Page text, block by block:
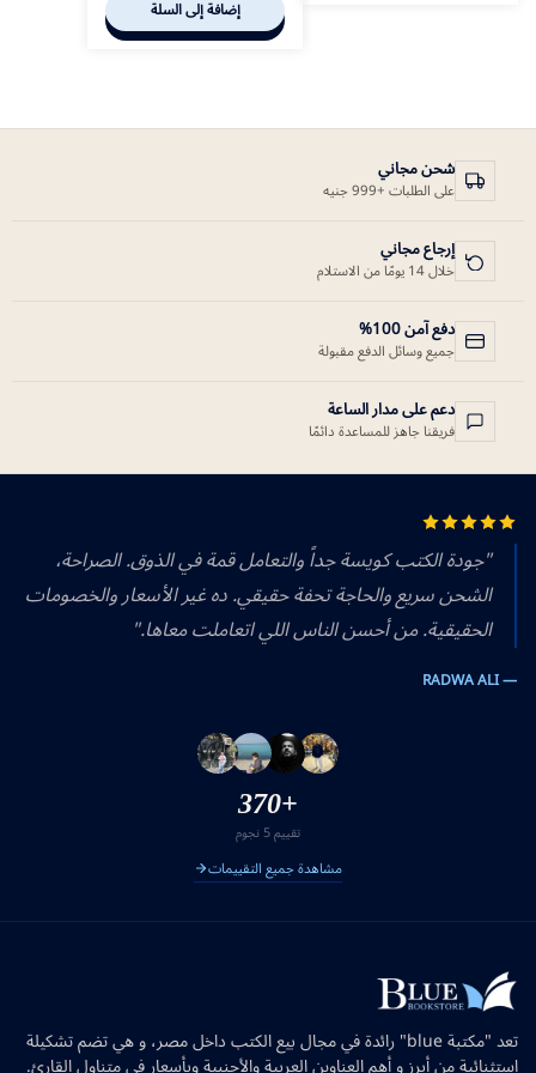
إضافة إلى السلة
شحن مجاني
على الطلبات +999 جنيه
إرجاع مجاني
خلال 14 يومًا من الاستلام
دفع آمن 100%
جميع وسائل الدفع مقبولة
دعم على مدار الساعة
فريقنا جاهز للمساعدة دائمًا
"جودة الكتب كويسة جداً والتعامل قمة في الذوق. الصراحة،
الشحن سريع والحاجة تحفة حقيقي. ده غير الأسعار والخصومات
الحقيقية. من أحسن الناس اللي اتعاملت معاها."
— RADWA ALI
+370
تقييم 5 نجوم
مشاهدة جميع التقييمات
تعد "مكتبة blue" رائدة في مجال بيع الكتب داخل مصر، و هي تضم تشكيلة